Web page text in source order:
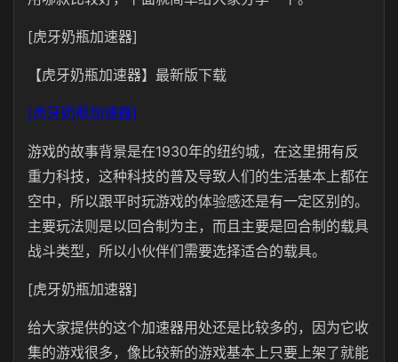
[虎牙奶瓶加速器]
【虎牙奶瓶加速器】最新版下载
[虎牙奶瓶加速器]
游戏的故事背景是在1930年的纽约城，在这里拥有反
重力科技，这种科技的普及导致人们的生活基本上都在
空中，所以跟平时玩游戏的体验感还是有一定区别的。
主要玩法则是以回合制为主，而且主要是回合制的载具
战斗类型，所以小伙伴们需要选择适合的载具。
[虎牙奶瓶加速器]
给大家提供的这个加速器用处还是比较多的，因为它收
集的游戏很多，像比较新的游戏基本上只要上架了就能